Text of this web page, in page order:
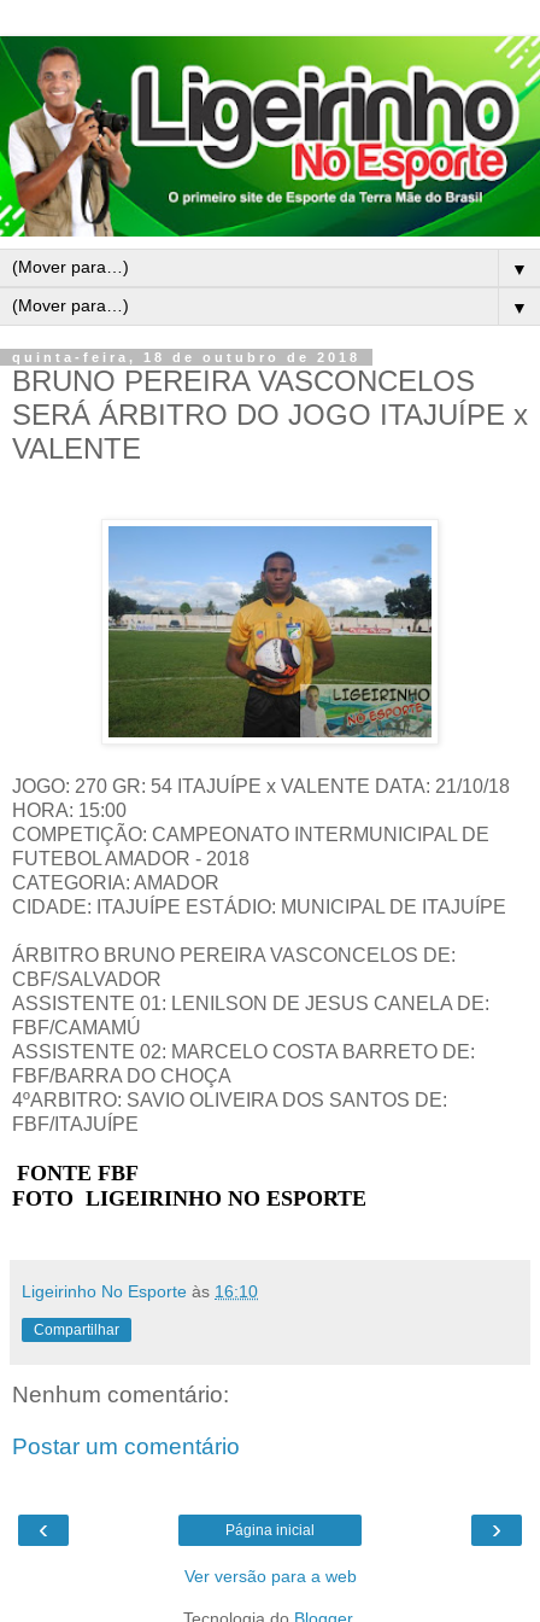
▼
▼
quinta-feira, 18 de outubro de 2018
BRUNO PEREIRA VASCONCELOS
SERÁ ÁRBITRO DO JOGO ITAJUÍPE x
VALENTE
JOGO: 270 GR: 54 ITAJUÍPE x VALENTE DATA: 21/10/18
HORA: 15:00
COMPETIÇÃO: CAMPEONATO INTERMUNICIPAL DE
FUTEBOL AMADOR - 2018
CATEGORIA: AMADOR
CIDADE: ITAJUÍPE ESTÁDIO: MUNICIPAL DE ITAJUÍPE
ÁRBITRO BRUNO PEREIRA VASCONCELOS DE:
CBF/SALVADOR
ASSISTENTE 01: LENILSON DE JESUS CANELA DE:
FBF/CAMAMÚ
ASSISTENTE 02: MARCELO COSTA BARRETO DE:
FBF/BARRA DO CHOÇA
4ºARBITRO: SAVIO OLIVEIRA DOS SANTOS DE:
FBF/ITAJUÍPE
FONTE FBF
FOTO LIGEIRINHO NO ESPORTE
Ligeirinho No Esporte às 16:10
Compartilhar
Nenhum comentário:
Postar um comentário
‹ ›
Página inicial
Ver versão para a web
Tecnologia do Blogger.